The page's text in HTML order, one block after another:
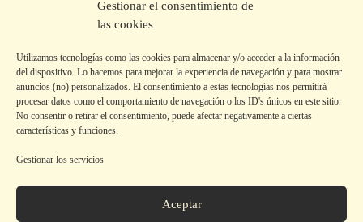
Gestionar el consentimiento de
las cookies
Utilizamos tecnologías como las cookies para almacenar y/o acceder a la información
del dispositivo. Lo hacemos para mejorar la experiencia de navegación y para mostrar
anuncios (no) personalizados. El consentimiento a estas tecnologías nos permitirá
procesar datos como el comportamiento de navegación o los ID's únicos en este sitio.
No consentir o retirar el consentimiento, puede afectar negativamente a ciertas
características y funciones.
Gestionar los servicios
Aceptar
He leído y acepto los términos y condiciones
Colecciones